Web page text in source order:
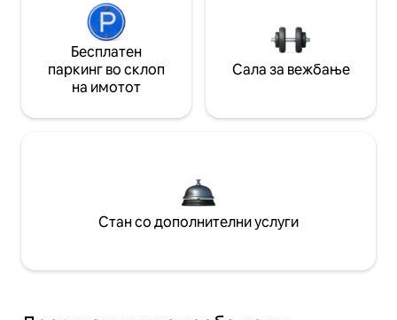
Бесплатен
паркинг во склоп
на имотот
Сала за вежбање
Стан со дополнителни услуги